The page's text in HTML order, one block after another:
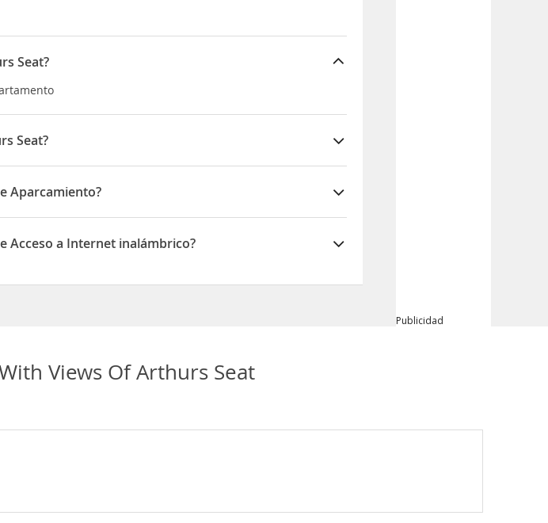
Seat?
Seat?
Gardens
Aparcamiento?
Acceso a Internet inalámbrico?
Publicidad
Views Of Arthurs Seat